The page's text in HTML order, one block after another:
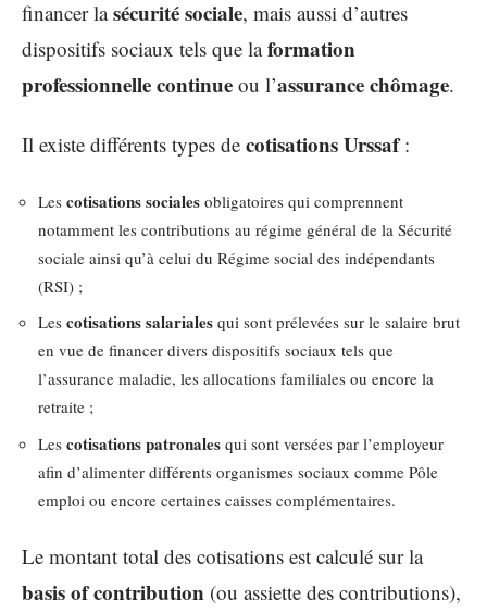
financer lasécurité sociale, mais aussi d’autres
dispositifs sociaux tels que laformation
professionnelle continue ou l’assurance chômage.
Il existe différents types de cotisations Urssaf:
Les cotisations sociales obligatoires qui comprennent
notamment les contributions au régime général de la Sécurité
sociale ainsi qu’à celui du Régime social des indépendants
(RSI) ;
Les cotisations salariales qui sont prélevées sur le salaire brut
en vue de financer divers dispositifs sociaux tels que
l’assurance maladie, les allocations familiales ou encore la
retraite ;
Les cotisations patronales qui sont versées par l’employeur
afin d’alimenter différents organismes sociaux comme Pôle
emploi ou encore certaines caisses complémentaires.
Le montant total des cotisations est calculé sur la
basis of contribution (ou assiette des contributions),